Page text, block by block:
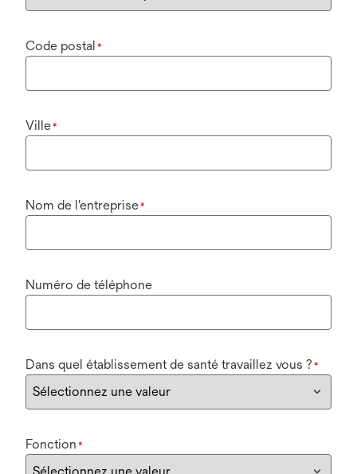
Code postal *
Ville*
Nom de l'entreprise*
Numéro de téléphone
Dans quel établissement de santé travaillez vous ? *
Fonction *